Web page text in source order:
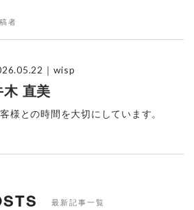
者
｜wisp
木 直美
様との時間を大切にしています。
最新記事一覧